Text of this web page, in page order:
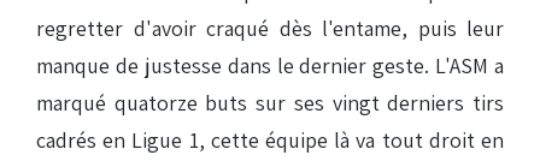
regretter d'avoir craqué dès l'entame, puis leur
manque de justesse dans le dernier geste. L'ASM a
marqué quatorze buts sur ses vingt derniers tirs
cadrés en Ligue 1, cette équipe là va tout droit en